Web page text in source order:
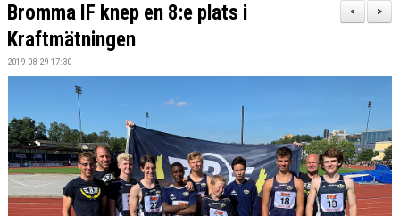
>
<
Bromma IF knep en 8:e plats i
Kraftmätningen
2019-08-29 17:30